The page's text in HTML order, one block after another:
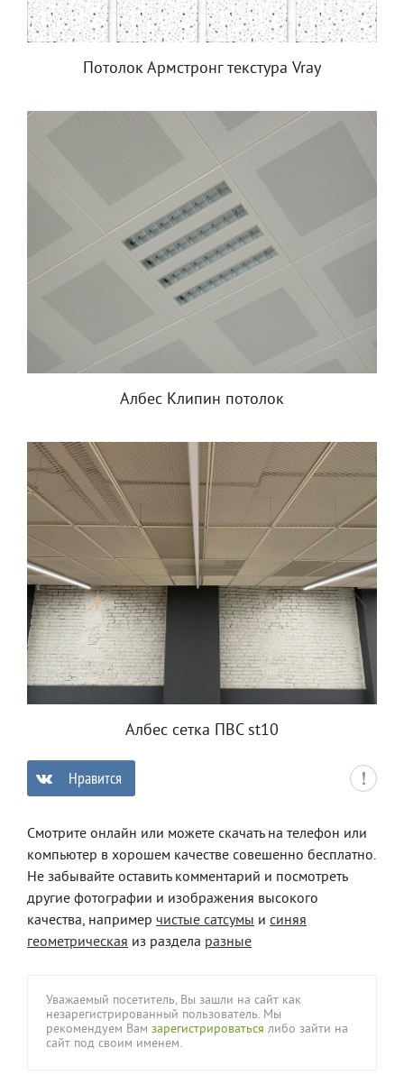
Потолок Армстронг текстура Vray
Албес Клипин потолок
Албес сетка ПВС st10
Нравится
Смотрите онлайн или можете скачать на телефон или
компьютер в хорошем качестве совешенно бесплатно.
Не забывайте оставить комментарий и посмотреть
другие фотографии и изображения высокого
качества, например чистые сатсумы и синяя
геометрическая из раздела разные
Уважаемый посетитель, Вы зашли на сайт как
незарегистрированный пользователь. Мы
рекомендуем Вам зарегистрироваться либо зайти на
сайт под своим именем.